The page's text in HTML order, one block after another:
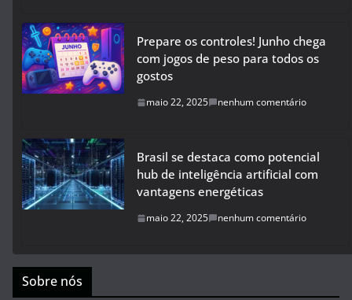
Prepare os controles! Junho chega
com jogos de peso para todos os
gostos
maio 22, 2025 nenhum comentário
Brasil se destaca como potencial
hub de inteligência artificial com
vantagens energéticas
maio 22, 2025 nenhum comentário
Sobre nós